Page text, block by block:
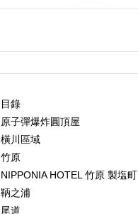
目錄
原子彈爆炸圓頂屋
橫川區域
竹原
NIPPONIA HOTEL 竹原 製塩町
鞆之浦
尾道